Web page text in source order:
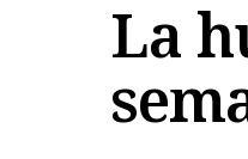
La